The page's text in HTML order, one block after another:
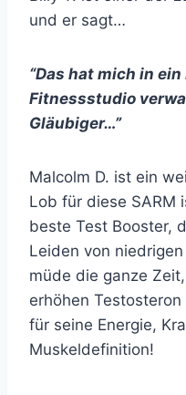
und er sagt…
“Das hat mich in
Fitnessstudio
Gläubiger…”
Malcolm D. ist ein
Lob für diese SARM
beste Test Booster,
Leiden von
müde die ganze
erhöhen
für seine Energie,
Muskeldefinition!